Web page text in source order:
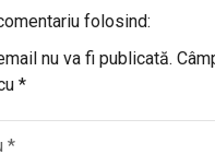
folosind:
nu va fi publicată.
*